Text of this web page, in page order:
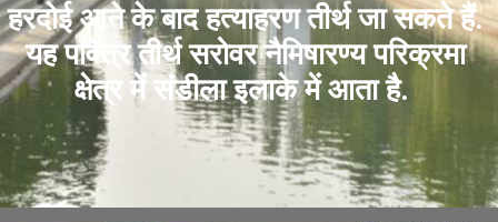
हरदोई आने के बाद हत्याहरण तीर्थ जा सकते हैं.
यह पवित्र तीर्थ सरोवर नैमिषारण्य परिक्रमा
क्षेत्र में संडीला इलाके में आता है.